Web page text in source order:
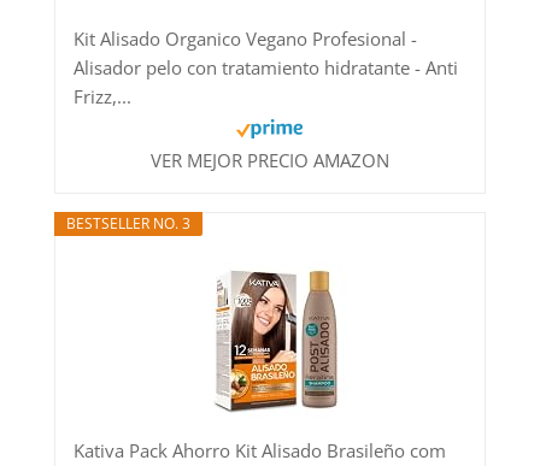
Kit Alisado Organico Vegano Profesional -
Alisador pelo con tratamiento hidratante - Anti
Frizz,...
VER MEJOR PRECIO AMAZON
BESTSELLER NO. 3
Kativa Pack Ahorro Kit Alisado Brasileño com